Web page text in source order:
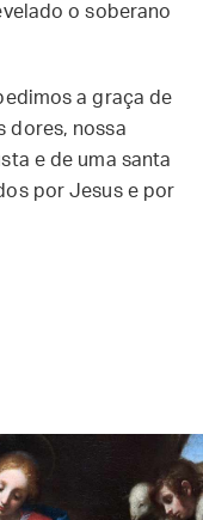
o soberano
a graça de
dores, nossa
e de uma santa
por Jesus e por